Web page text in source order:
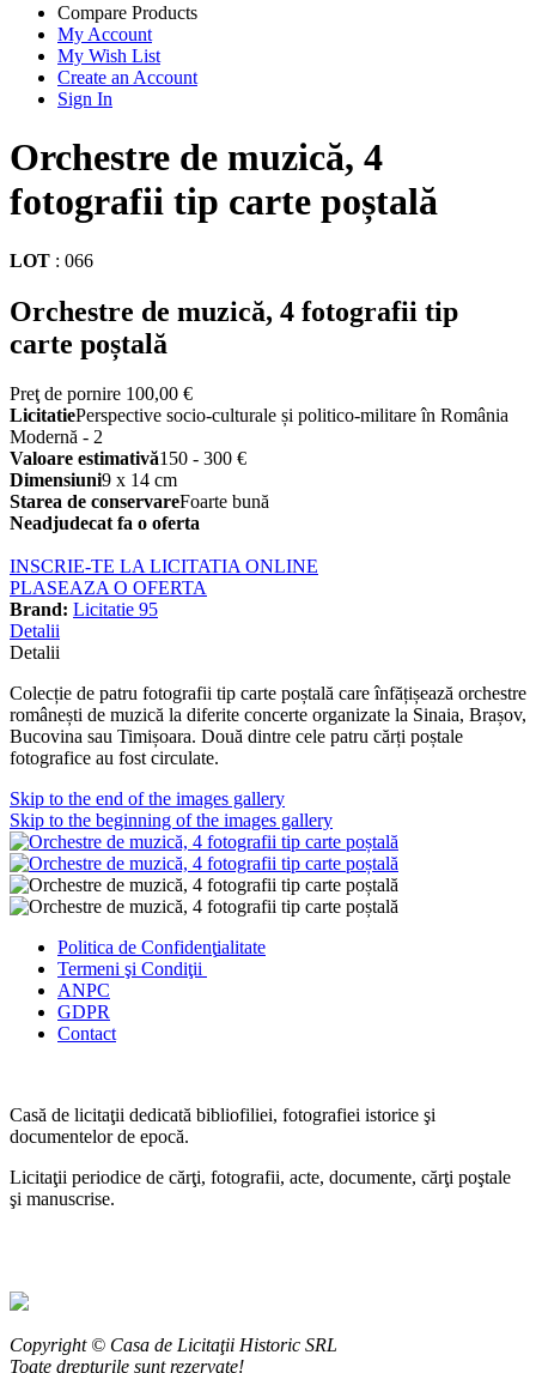
Compare Products
My Account
My Wish List
Create an Account
Sign In
Orchestre de muzică, 4
fotografii tip carte poștală
LOT : 066
Orchestre de muzică, 4 fotografii tip
carte poștală
Preţ de pornire 100,00 €
LicitatiePerspective socio-culturale și politico-militare în România
Modernă - 2
Valoare estimativă150 - 300 €
Dimensiuni9 x 14 cm
Starea de conservareFoarte bună
Neadjudecat fa o oferta
INSCRIE-TE LA LICITATIA ONLINE
PLASEAZA O OFERTA
Brand: Licitatie 95
Detalii
Detalii
Colecție de patru fotografii tip carte poștală care înfățișează orchestre
românești de muzică la diferite concerte organizate la Sinaia, Brașov,
Bucovina sau Timișoara. Două dintre cele patru cărți poștale
fotografice au fost circulate.
Skip to the end of the images gallery
Skip to the beginning of the images gallery
Politica de Confidenţialitate
Termeni şi Condiţii
ANPC
GDPR
Contact
Casă de licitaţii dedicată bibliofiliei, fotografiei istorice şi
documentelor de epocă.
Licitaţii periodice de cărţi, fotografii, acte, documente, cărţi poştale
şi manuscrise.
Copyright © Casa de Licitaţii Historic SRL
Toate drepturile sunt rezervate!